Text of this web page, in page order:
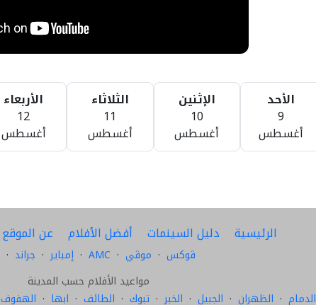
الأحد
9
أغسطس
الإثنين
10
أغسطس
الثلاثاء
11
أغسطس
الأربعاء
12
أغسطس
الرئيسية دليل السينمات أفضل الأفلام عن الموقع
ڤوكس · موڤي ·
AMC
· إمباير · جراند ·
مواعيد الأفلام حسب المدينة
الدمام · الظهران · الجبيل · الخبر · تبوك · الطائف · ابها · الهفوف